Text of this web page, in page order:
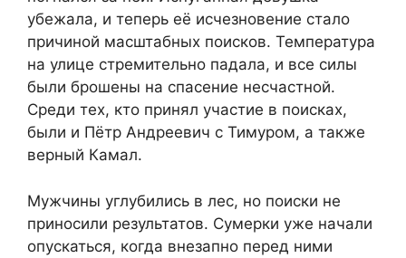
убежала, и теперь её исчезновение стало
причиной масштабных поисков. Температура
на улице стремительно падала, и все силы
были брошены на спасение несчастной.
Среди тех, кто принял участие в поисках,
были и Пётр Андреевич с Тимуром, а также
верный Камал.
Мужчины углубились в лес, но поиски не
приносили результатов. Сумерки уже начали
опускаться, когда внезапно перед ними